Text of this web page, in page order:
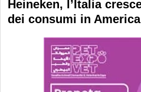
Heineken, l’Italia
dei consumi in